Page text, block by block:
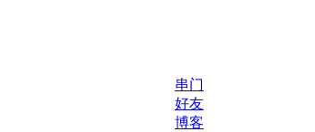
串门
好友
博客